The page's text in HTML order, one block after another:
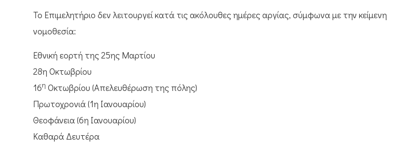
Το Επιμελητήριο δεν λειτουργεί κατά τις ακόλουθες ημέρες αργίας, σύμφωνα με την κείμενη
νομοθεσία:
Εθνική εορτή της 25ης Μαρτίου
28η Οκτωβρίου
16η Οκτωβρίου (Απελευθέρωση της πόλης)
Πρωτοχρονιά (1η Ιανουαρίου)
Θεοφάνεια (6η Ιανουαρίου)
Καθαρά Δευτέρα